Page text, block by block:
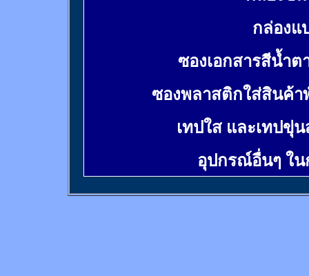
กล่องแ
ซองเอกสารสีน้ำต
ซองพลาสติกใส่สินค้า
เทปใส และเทปขุ่
อุปกรณ์อื่นๆ ใ